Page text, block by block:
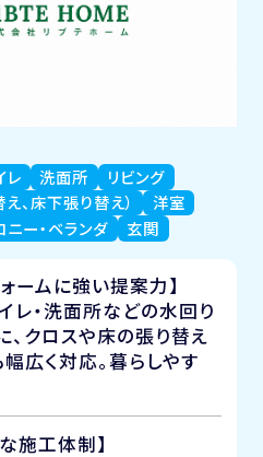
レ 洗面所
リビング
、床下張り替え）
洋室
ニー・ベランダ 玄関
ームに強い提案力】
レ・洗面所などの水回り
、クロスや床の張り替え
広く対応。暮らしやす
施工体制】